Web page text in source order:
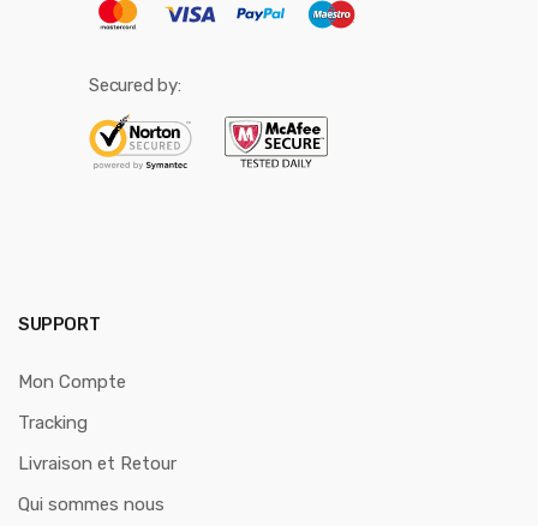
Secured by:
SUPPORT
Mon Compte
Tracking
Livraison et Retour
Qui sommes nous